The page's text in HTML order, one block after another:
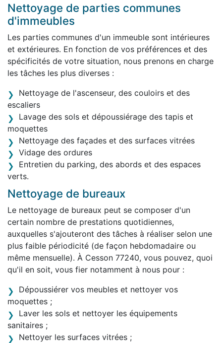
Nettoyage de parties communes
d'immeubles
Les parties communes d'un immeuble sont intérieures
et extérieures. En fonction de vos préférences et des
spécificités de votre situation, nous prenons en charge
les tâches les plus diverses :
Nettoyage de l'ascenseur, des couloirs et des
escaliers
Lavage des sols et dépoussiérage des tapis et
moquettes
Nettoyage des façades et des surfaces vitrées
Vidage des ordures
Entretien du parking, des abords et des espaces
verts.
Nettoyage de bureaux
Le nettoyage de bureaux peut se composer d'un
certain nombre de prestations quotidiennes,
auxquelles s'ajouteront des tâches à réaliser selon une
plus faible périodicité (de façon hebdomadaire ou
même mensuelle). À Cesson 77240, vous pouvez, quoi
qu'il en soit, vous fier notamment à nous pour :
Dépoussiérer vos meubles et nettoyer vos
moquettes ;
Laver les sols et nettoyer les équipements
sanitaires ;
Nettoyer les surfaces vitrées ;